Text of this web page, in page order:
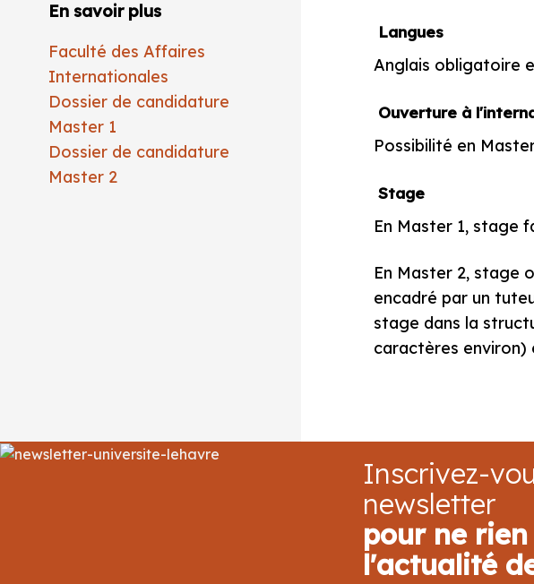
En savoir plus
Faculté des Affaires
Internationales
Dossier de candidature
Master 1
Dossier de candidature
Master 2
Langues
Anglais obligatoire
Ouverture à
Possibilité en
Stage
En Master 1, stage
En Master 2, stage
encadré par un
stage dans la
caractères environ)
Inscrivez-
newsletter
pour ne
l'actualité